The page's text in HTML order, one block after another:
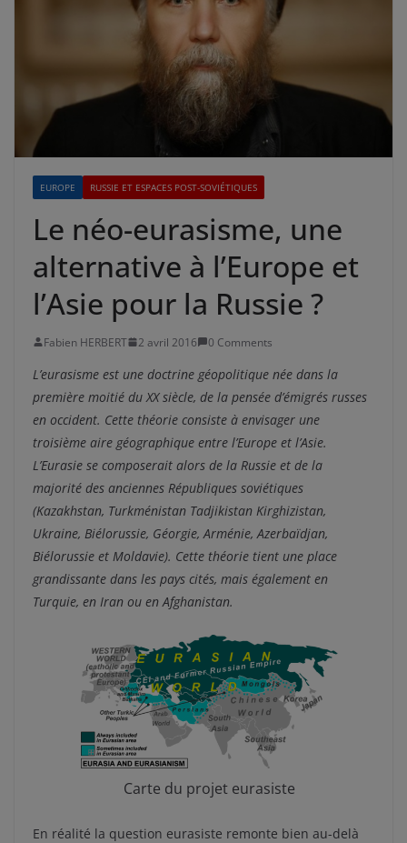
EUROPE RUSSIE ET ESPACES POST-SOVIÉTIQUES
Le néo-eurasisme, une
alternative à l’Europe et
l’Asie pour la Russie ?
Fabien HERBERT 2 avril 2016 0 Comments
L’eurasisme est une doctrine géopolitique née dans la
première moitié du XX siècle, de la pensée d’émigrés russes
en occident. Cette théorie consiste à envisager une
troisième aire géographique entre l’Europe et l’Asie.
L’Eurasie se composerait alors de la Russie et de la
majorité des anciennes Républiques soviétiques
(Kazakhstan, Turkménistan Tadjikistan Kirghizistan,
Ukraine, Biélorussie, Géorgie, Arménie, Azerbaïdjan,
Biélorussie et Moldavie). Cette théorie tient une place
grandissante dans les pays cités, mais également en
Turquie, en Iran ou en Afghanistan.
Carte du projet eurasiste
En réalité la question eurasiste remonte bien au-delà